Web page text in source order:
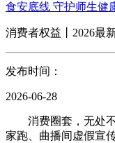
食安底线 守护师生
消费者权益丨2026最
发布时间：
2026-06-28
消费圈套，无处不
家跑、曲播间虚假宣